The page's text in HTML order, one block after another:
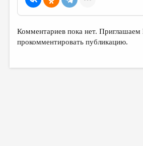
РЕЦЕНЗИРОВАНИЕ
ЦИКЛЫ ПУБЛИКАЦИЙ
ТРЕДИАКОВСКИЙ
Комментариев пока нет. Приглашаем
прокомментировать публикацию.